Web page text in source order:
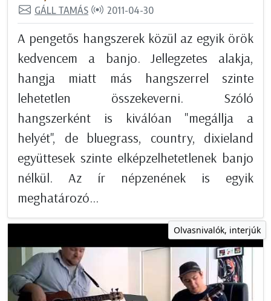
GÁLL TAMÁS 2011-04-30
A pengetős hangszerek közül az egyik örök
kedvencem a banjo. Jellegzetes alakja,
hangja miatt más hangszerrel szinte
lehetetlen összekeverni. Szóló
hangszerként is kiválóan "megállja a
helyét", de bluegrass, country, dixieland
együttesek szinte elképzelhetetlenek banjo
nélkül. Az ír népzenének is egyik
meghatározó...
Olvasnivalók, interjúk